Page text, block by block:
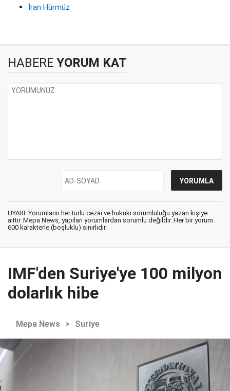
İran Hürmüz
HABERE YORUM KAT
UYARI: Yorumların her türlü cezai ve hukuki sorumluluğu yazan kişiye
aittir. Mepa News, yapılan yorumlardan sorumlu değildir. Her bir yorum
600 karakterle (boşluklu) sınırlıdır.
IMF'den Suriye'ye 100 milyon
dolarlık hibe
Mepa News > Suriye